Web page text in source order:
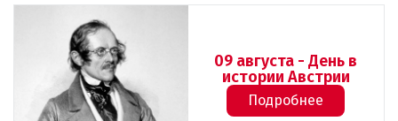
09 августа - День в
истории Австрии
Подробнее